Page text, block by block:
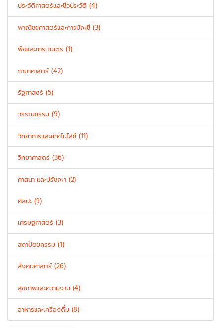
ประวัติศาสตร์และชีวประวัติ (4)
พาณิชยศาสตร์และการบัญชี (3)
พืชและการเกษตร (1)
ภาษาศาสตร์ (42)
รัฐศาสตร์ (5)
วรรณกรรม (9)
วิทยาการและเทคโนโลยี (11)
วิทยาศาสตร์ (36)
ศาสนา และปรัชญา (2)
ศิลปะ (9)
เศรษฐศาสตร์ (3)
สถาปัตยกรรม (1)
สังคมศาสตร์ (26)
สุขภาพและความงาม (4)
อาหารและเครื่องดื่ม (8)